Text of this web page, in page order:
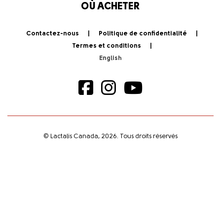
OÙ ACHETER
Contactez-nous
Politique de confidentialité
Termes et conditions
© Lactalis Canada, 2026. Tous droits réservés